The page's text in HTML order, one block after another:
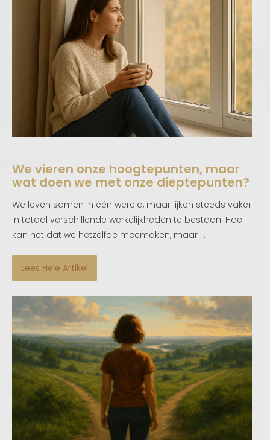
We vieren onze hoogtepunten, maar
wat doen we met onze dieptepunten?
We leven samen in één wereld, maar lijken steeds vaker
in totaal verschillende werkelijkheden te bestaan. Hoe
kan het dat we hetzelfde meemaken, maar ...
Lees Hele Artikel